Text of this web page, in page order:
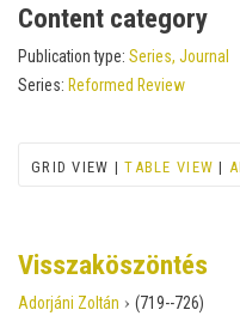
Content category
Publication type: Series, Journal
Series: Reformed Review
GRID VIEW |TABLE VIEW |
Visszaköszöntés
Adorjáni Zoltán › (719--726)